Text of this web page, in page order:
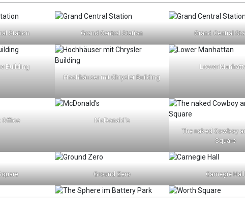
Station Grand Central Station Grand Central
Building
Hochhäuser mit Chrysler Building
Lower
Office
McDonald’s
The naked Cowboy
Square
Ground Zero Carnegie Hall